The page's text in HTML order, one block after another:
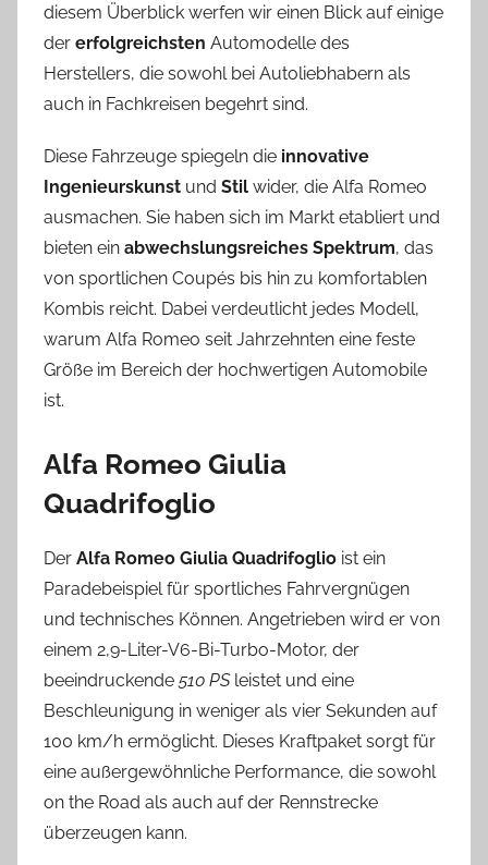
diesem Überblick werfen wir einen Blick auf einige
der erfolgreichsten Automodelle des
Herstellers, die sowohl bei Autoliebhabern als
auch in Fachkreisen begehrt sind.
Diese Fahrzeuge spiegeln die innovative
Ingenieurskunst und Stil wider, die Alfa Romeo
ausmachen. Sie haben sich im Markt etabliert und
bieten ein abwechslungsreiches Spektrum, das
von sportlichen Coupés bis hin zu komfortablen
Kombis reicht. Dabei verdeutlicht jedes Modell,
warum Alfa Romeo seit Jahrzehnten eine feste
Größe im Bereich der hochwertigen Automobile
ist.
Alfa Romeo Giulia
Quadrifoglio
Der Alfa Romeo Giulia Quadrifoglio ist ein
Paradebeispiel für sportliches Fahrvergnügen
und technisches Können. Angetrieben wird er von
einem 2,9-Liter-V6-Bi-Turbo-Motor, der
beeindruckende510 PSleistet und eine
Beschleunigung in weniger als vier Sekunden auf
100 km/h ermöglicht. Dieses Kraftpaket sorgt für
eine außergewöhnliche Performance, die sowohl
on the Road als auch auf der Rennstrecke
überzeugen kann.